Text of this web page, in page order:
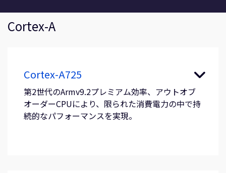
Cortex-A
Cortex-A725
第2世代のArmv9.2プレミアム効率、アウトオブ
オーダーCPUにより、限られた消費電力の中で持
続的なパフォーマンスを実現。